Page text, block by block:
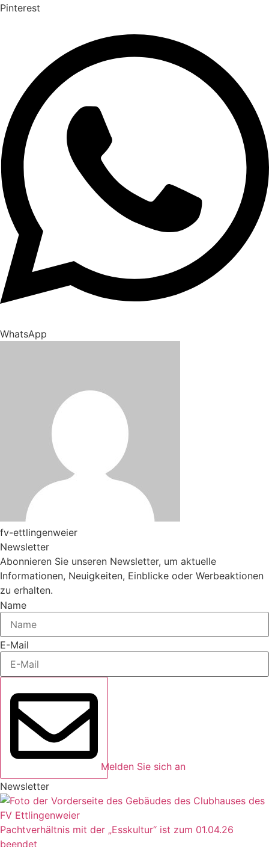
Pinterest
WhatsApp
fv-ettlingenweier
Newsletter
Abonnieren Sie unseren Newsletter, um aktuelle
Informationen, Neuigkeiten, Einblicke oder Werbeaktionen
zu erhalten.
Name
E-Mail
Melden Sie sich an
Newsletter
Pachtverhältnis mit der „Esskultur“ ist zum 01.04.26
beendet